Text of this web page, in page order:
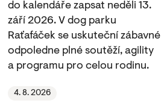
do kalendáře zapsat neděli 13.
září 2026. V dog parku
Raťafáček se uskuteční zábavné
odpoledne plné soutěží, agility
a programu pro celou rodinu.
4. 8. 2026